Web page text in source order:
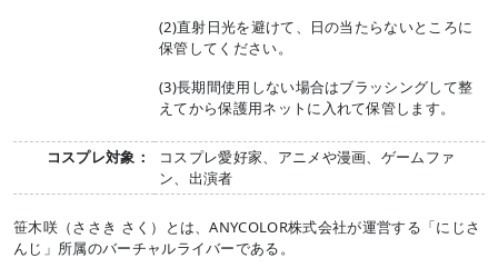
(2)直射日光を避けて、日の当たらないところに
保管してください。
(3)長期間使用しない場合はブラッシングして整
えてから保護用ネットに入れて保管します。
コスプレ対象：
コスプレ愛好家、アニメや漫画、ゲームファ
ン、出演者
笹木咲（ささき さく）とは、ANYCOLOR株式会社が運営する「にじさ
んじ」所属のバーチャルライバーである。